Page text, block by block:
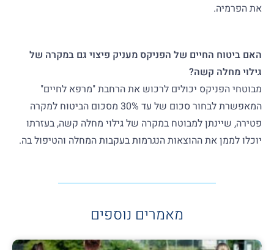
את הפרמיה.
האם ביטוח החיים של הפניקס מעניק פיצוי גם במקרה של
גילוי מחלה קשה?
מבוטחי הפניקס יכולים לרכוש את הרחבת "מרפא לחיים"
המאפשרת לבחור סכום של עד 30% מסכום הביטוח למקרה
פטירה, שיינתן למבוטח במקרה של גילוי מחלה קשה, בעזרתו
יוכלו לממן את ההוצאות הנגרמות בעקבות המחלה והטיפול בה.
מאמרים נוספים